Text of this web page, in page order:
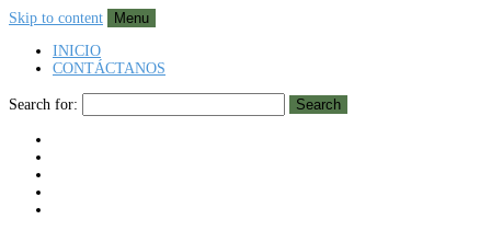
Skip to content
Menu
INICIO
CONTÁCTANOS
Search for: Search